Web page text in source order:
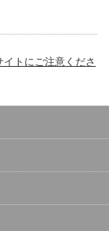
トにご注意くださ